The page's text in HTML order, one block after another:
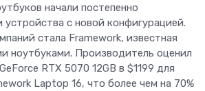
начали постепенно
устройства с новой конфигурацией.
стала Framework, известная
ноутбуками. Производитель оценил
RTX 5070 12GB в $1199 для
Laptop 16, что более чем на 70%